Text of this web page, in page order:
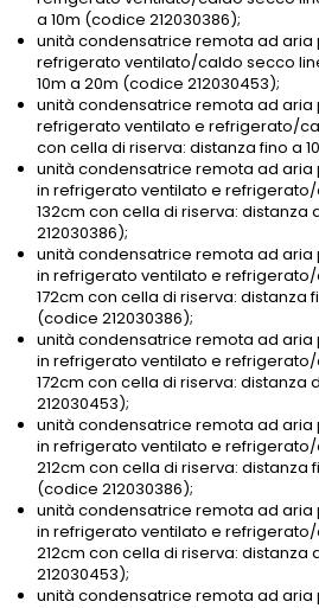
a 10m (codice 212030386);
unità condensatrice remota ad
refrigerato ventilato/caldo secco
10m a 20m (codice 212030453);
unità condensatrice remota ad
refrigerato ventilato e refrigerato/
con cella di riserva: distanza fino a
unità condensatrice remota ad
in refrigerato ventilato e
132cm con cella di riserva: distanza
212030386);
unità condensatrice remota ad
in refrigerato ventilato e
172cm con cella di riserva: distanza
(codice 212030386);
unità condensatrice remota ad
in refrigerato ventilato e
172cm con cella di riserva: distanza
212030453);
unità condensatrice remota ad
in refrigerato ventilato e
212cm con cella di riserva: distanza
(codice 212030386);
unità condensatrice remota ad
in refrigerato ventilato e
212cm con cella di riserva: distanza
212030453);
unità condensatrice remota ad